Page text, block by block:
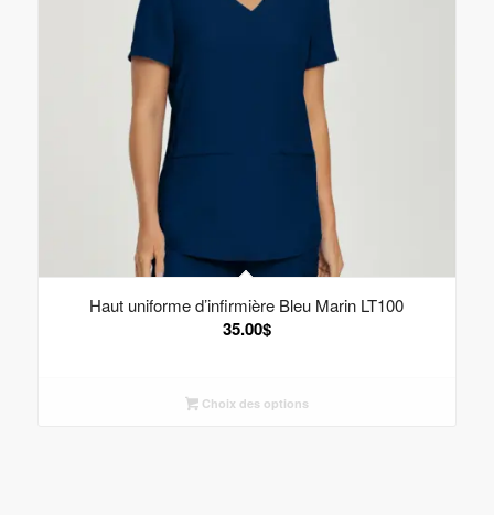
Haut uniforme d’infirmière Bleu Marin LT100
35.00$
Choix des options